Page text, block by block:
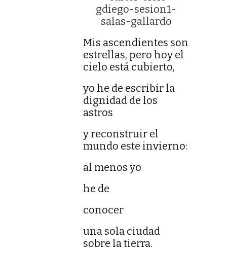
Mis ascendientes son
estrellas, pero hoy el
cielo está cubierto,
yo he de escribir la
dignidad de los
astros
y reconstruir el
mundo este invierno:
al menos yo
he de
conocer
una sola ciudad
sobre la tierra.